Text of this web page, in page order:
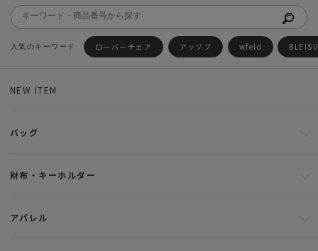
ローバーチェア アッソブ wfeld
NEW ITEM
バッグ
財布・キーホルダー
アパレル